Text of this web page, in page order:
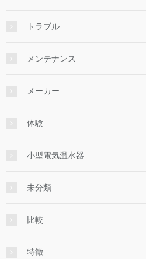
トラブル
メンテナンス
メーカー
体験
小型電気温水器
未分類
比較
特徴